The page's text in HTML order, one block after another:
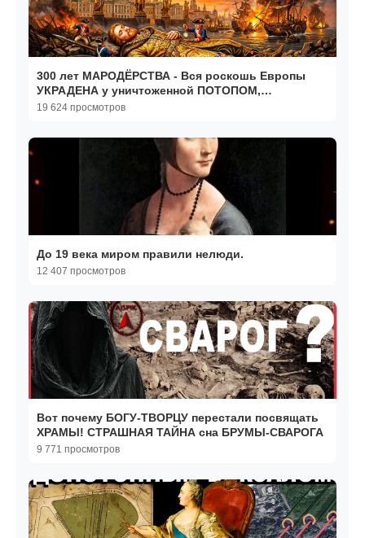
300 лет МАРОДЁРСТВА - Вся роскошь Европы
УКРАДЕНА у уничтоженной ПОТОПОМ,
неизвестной ИМПЕРИИ
19 624 просмотров
До 19 века миром правили нелюди.
12 407 просмотров
Вот почему БОГУ-ТВОРЦУ перестали посвящать
ХРАМЫ! СТРАШНАЯ ТАЙНА сна БРУМЫ-СВАРОГА
9 771 просмотров